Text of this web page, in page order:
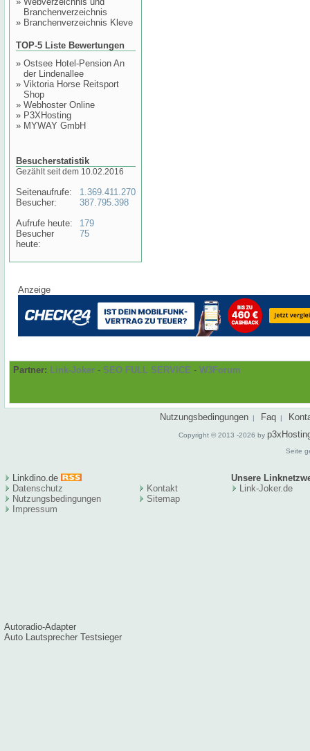
Branchenverzeichnis
» Branchenverzeichnis Kleve
TOP-5 Liste Bewertungen
» Ostsee Hotel-Pension An
der Lindenallee
» Viktoria Horse Reitsport
Shop
» Webhoster Online
» P3XHosting
» MYWAY GmbH
Besucherstatistik
Gezählt seit dem 10.02.2016
Seitenaufrufe:
Besucher:
Aufrufe heute:
Besucher
heute:
1.369.411.270
387.795.398
179
75
Anzeige
Partner: Link-Joker - SEO FULL SERVICE - W3Forum
Nutzungsbedingungen | Faq |
Copyright © 2013 -2026 by
Seite
Linkdino.de
Unsere
Datenschutz
Nutzungsbedingungen
Impressum
Kontakt
Sitemap
Link-Joker.de
Autoradio-Adapter
Auto Lautsprecher Testsieger